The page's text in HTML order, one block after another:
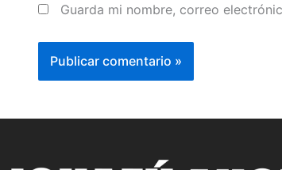
Guarda mi nombre, correo